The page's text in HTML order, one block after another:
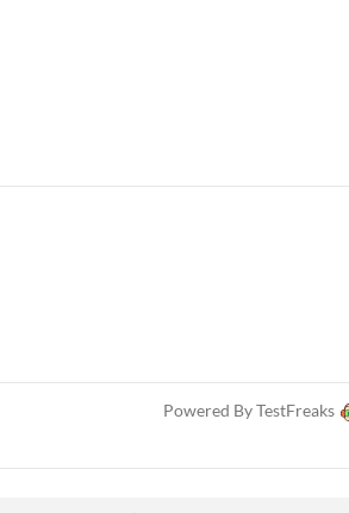
Powered By TestFreaks